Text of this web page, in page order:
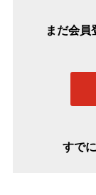
まだ会員
すで